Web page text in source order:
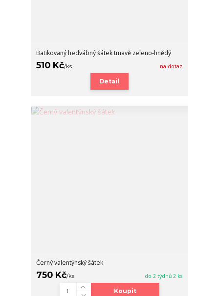
Batikovaný hedvábný šátek tmavě zeleno-hnědý
510 Kč/ks na dotaz
Detail
Černý valentýnský šátek
750 Kč/ks do 2 týdnů 2 ks
Koupit